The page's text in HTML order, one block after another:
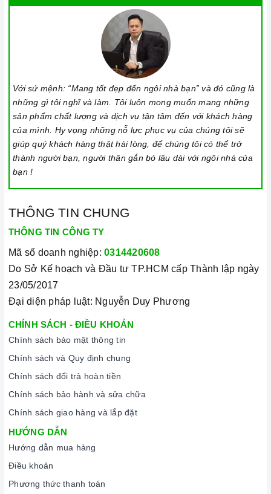
cũng nên đóng cửa máy để ngăn bụi bẩn và côn trùng xâm
3. Tại sao nên chọn mua sản phẩm tại Home Best?
Cam kết hàng chính hãng:Chúng tôi cam kết cung cấp sản
phẩm chính hãng 100%, có nguồn gốc, xuất xứ và chứng từ
rõ ràng.
Chế độ hỗ trợ bảo hành linh hoạt:
Hướng dẫn sử dụng,
lắp đặt, chế độ bảo hành chính hãng, hậu mãi chuyên
nghiệp, đảm bảo rằng quý khách sẽ có trải nghiệm tuyệt vời
và không gặp bất kỳ khó khăn nào trong quá trình sử dụng
sản phẩm.
Vận chuyển lắp đặt nhanh chóng:
hành cùng quý khách trong quá trình mua sắm và sử dụng
sản phẩm.
tin mang đến cho quý khách hàng dịch vụ chăm sóc khách
hàng tận tâm và chính sách bảo hành, hậu mãi chuyên nghiệp
nhất.
Xem thêm tại đây:
chữa thiết bị nhà bếp cao cấp
Với sứ mệnh: “Mang tốt đẹp đến ngôi nhà bạn” và đó cũng là
những gì tôi nghĩ và làm. Tôi luôn mong muốn mang những
sản phẩm chất lượng và dịch vụ tận tâm đến với khách hàng
của mình. Hy vọng những nỗ lực phục vụ của chúng tôi sẽ
giúp quý khách hàng thật hài lòng, để chúng tôi có thể trở
thành người bạn, người thân gắn bó lâu dài với ngôi nhà của
bạn !
THÔNG TIN CHUNG
THÔNG TIN CÔNG TY
Mã số doanh nghiệp: 0314420608
Do Sở Kế hoạch và Đầu tư TP.HCM cấp Thành lập ngày
23/05/2017
Đại diện pháp luật: Nguyễn Duy Phương
CHÍNH SÁCH - ĐIỀU KHOẢN
Chính sách bảo mật thông tin
Chính sách và Quy định chung
Chính sách đổi trả hoàn tiền
Chính sách bảo hành và sửa chữa
Chính sách giao hàng và lắp đặt
HƯỚNG DẪN
Hướng dẫn mua hàng
Điều khoản
Phương thức thanh toán